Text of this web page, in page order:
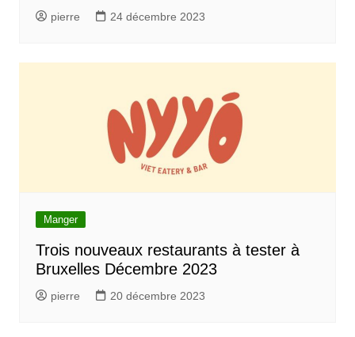
pierre 24 décembre 2023
Manger
Trois nouveaux restaurants à tester à
Bruxelles Décembre 2023
pierre 20 décembre 2023